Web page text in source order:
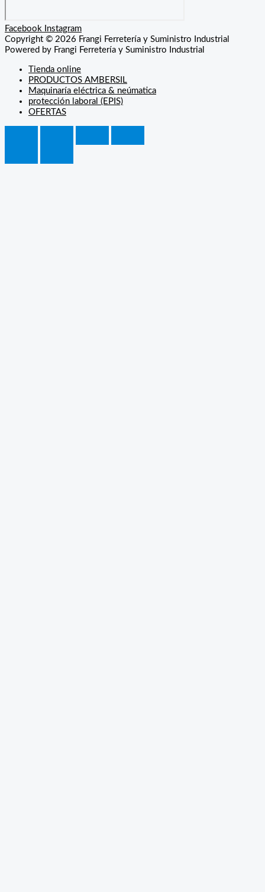
Facebook Instagram
Copyright © 2026 Frangi Ferretería y Suministro Industrial
Powered by Frangi Ferretería y Suministro Industrial
Tienda online
PRODUCTOS AMBERSIL
Maquinaría eléctrica & neúmatica
protección laboral (EPIS)
OFERTAS